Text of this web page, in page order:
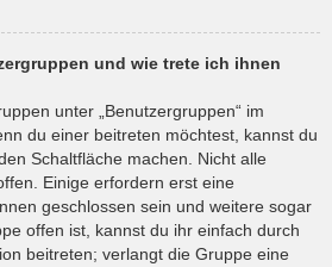
und wie trete ich ihnen
unter „Benutzergruppen“ im
du einer beitreten möchtest, kannst du
Schaltfläche machen. Nicht alle
Einige erfordern erst eine
geschlossen sein und weitere sogar
offen ist, kannst du ihr einfach durch
beitreten; verlangt die Gruppe eine